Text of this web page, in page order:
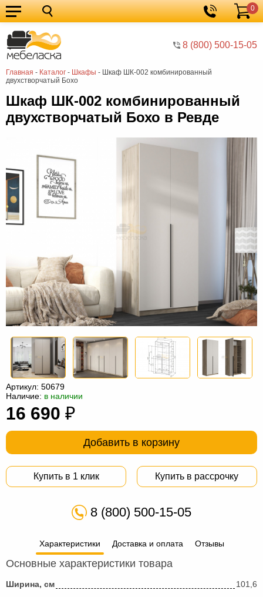
8 (800) 500-15-05
Корзина
0
Главная - Каталог - Шкафы - Шкаф ШК-002 комбинированный
двухстворчатый Бохо
Кухонные
гарнитуры
Мебель
для
кухни
Мебель
для
спальни
Кровати
Шкафы
Диваны
мебель
Мебель
гостиную
Мебель
для
Столы
Офисная
мебель
Столы
под
компьютер
Мебель
для
ванной
Мебель
трансформер
Матрасы
Кресла-
мешки
Мебель
из
ротанга
Садовая
мебель
Косметологическое
оборудование
Шкаф ШК-002 комбинированный
двухстворчатый Бохо в Ревде
Артикул: 50679
Наличие: в наличии
16 690 ₽
Добавить в корзину
Купить в 1 клик Купить в рассрочку
8 (800) 500-15-05
Характеристики Доставка и оплата Отзывы
Основные характеристики товара
Ширина, см
101,6